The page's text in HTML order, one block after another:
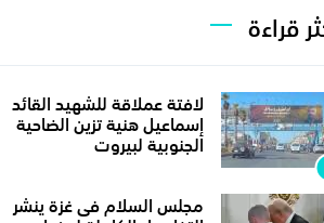
قراءة
لافتة عملاقة للشهيد القائد
إسماعيل هنية تزين الضاحية
الجنوبية لبيروت
مجلس السلام فى غزة ينشر